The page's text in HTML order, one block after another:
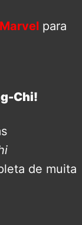
para
Chi!
de muita